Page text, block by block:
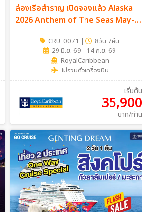
ล่องเรือสำราญ เปิดจองแล้ว Alaska
2026 Anthem of The Seas May-
Sep 26 (Cruise Only) 8วัน 7คืน
CRU_0071 |
8วัน 7คืน
29 มิ.ย. 69 - 14 ก.ย. 69
RoyalCaribbean
ไม่รวมตั๋วเครื่องบิน
เริ่มต้น
35,900
บาท/ท่าน